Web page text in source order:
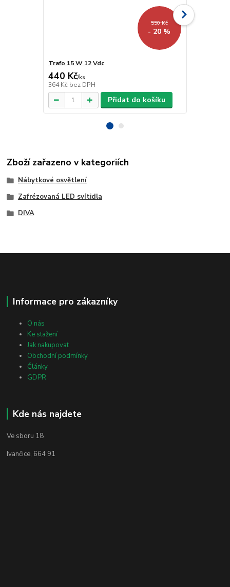
550 Kč
- 20 %
Trafo 15 W 12 Vdc
440 Kč/ks
364 Kč bez DPH
Přidat do košíku
Zboží zařazeno v kategoriích
Nábytkové osvětlení
Zafrézovaná LED svítidla
DIVA
Informace pro zákazníky
O nás
Ke stažení
Jak nakupovat
Obchodní podmínky
Články
GDPR
Kde nás najdete
Ve sboru 18
Ivančice, 664 91